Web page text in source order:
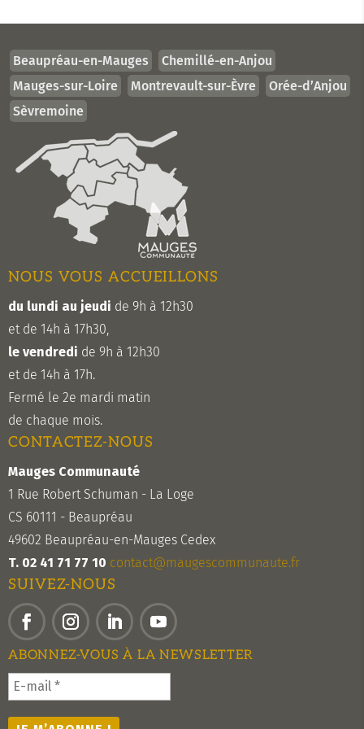
Beaupréau-en-Mauges
Chemillé-en-Anjou
Mauges-sur-Loire
Montrevault-sur-Èvre
Orée-d’Anjou
Sèvremoine
NOUS VOUS ACCUEILLONS
du lundi au jeudi de 9h à 12h30
et de 14h à 17h30,
le vendredi de 9h à 12h30
et de 14h à 17h.
Fermé le 2e mardi matin
de chaque mois.
CONTACTEZ-NOUS
Mauges Communauté
1 Rue Robert Schuman - La Loge
CS 60111 - Beaupréau
49602 Beaupréau-en-Mauges Cedex
T. 02 41 71 77 10 contact@maugescommunaute.fr
SUIVEZ-NOUS
FacebookInstagramLinkedInYouTube
ABONNEZ-VOUS À LA NEWSLETTER